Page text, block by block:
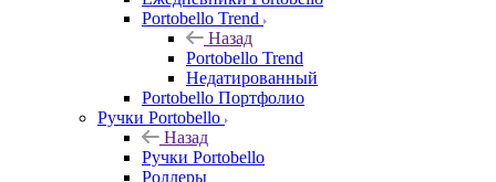
Portobello Trend
Назад
Portobello Trend
Недатированный
Portobello Портфолио
Ручки Portobello
Назад
Ручки Portobello
Роллеры